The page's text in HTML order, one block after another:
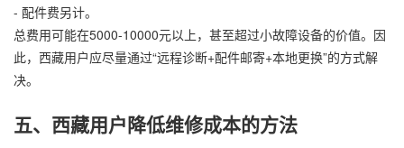
- 配件费另计。
总费用可能在5000-10000元以上，甚至超过小故障设备的价值。因
此，西藏用户应尽量通过“远程诊断+配件邮寄+本地更换”的方式解
决。
五、西藏用户降低维修成本的方法